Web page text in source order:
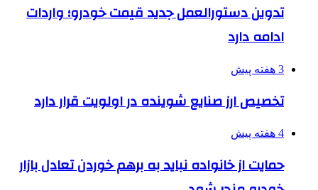
تدوین دستورالعمل جدید قیمت خودرو؛ واردات
ادامه دارد
3 هفته پیش
تخصیص ارز صنایع شوینده در اولویت قرار دارد
4 هفته پیش
حمایت از خانواده نباید به برهم خوردن تعادل بازار